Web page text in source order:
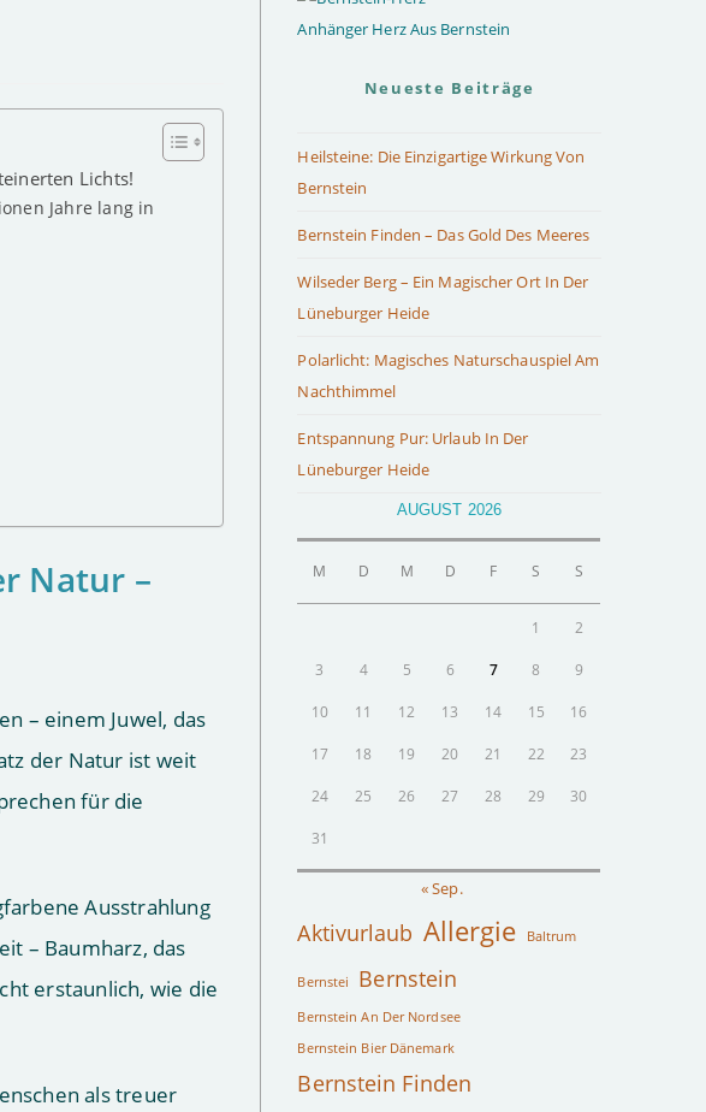
Lichts!
Jahre lang in
Natur –
– einem Juwel, das
der Natur ist weit
für die
Ausstrahlung
– Baumharz, das
erstaunlich, wie die
als treuer
Anhänger Herz Aus Bernstein
Neueste Beiträge
Heilsteine: Die Einzigartige Wirkung Von
Bernstein
Bernstein Finden – Das Gold Des Meeres
Wilseder Berg – Ein Magischer Ort In Der
Lüneburger Heide
Polarlicht: Magisches Naturschauspiel Am
Nachthimmel
Entspannung Pur: Urlaub In Der
Lüneburger Heide
AUGUST 2026
M D M D F S S
1 2
3 4 5 6 7 8 9
10 11 12 13 14 15 16
17 18 19 20 21 22 23
24 25 26 27 28 29 30
31
« Sep.
Aktivurlaub Allergie Baltrum
Bernstei Bernstein
Bernstein An Der Nordsee
Bernstein Bier Dänemark
Bernstein Finden